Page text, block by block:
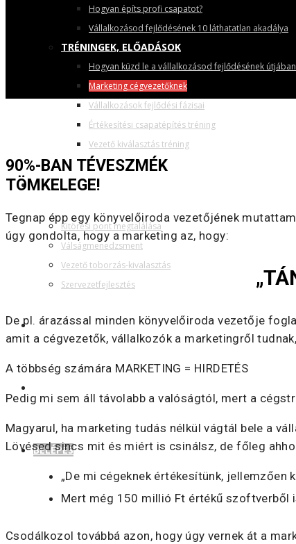
Hogyan építs profi csapatot?
Vállalkozásod fejlődésének 10 láthatatlan akadálya
TRÉNINGEK, ELŐADÁSOK
Hogyan küzd le a vállalkozásod fejlődésének
Marketing cégvezetőknek
Vállalkozások fejlődési fázisai
Értékesítési csapatépítés tréning
Vezető kiválasztás tréning
SZOLGÁLTATÁSOK
Kitörési pont megtalálása
Válságmenedzsment
Vezető toborzás-kivalasztás
Szervezetfejlesztés
RÓLAM
BELÉPÉS
90%-BAN TÉVESZMÉK
TÖMKELEGE!
Tegnap épp egy könyvelőiroda vezetőjének
úgy gondolta, hogy a marketing az, hogy:
De pl. árazással minden könyvelőiroda vezetője
amit a cégvezetők, vállalkozók a marketingről
A többség számára MARKETING = HIRDETÉS
Pedig mi sem áll távolabb a valóságtól, mert a
Magyarul, ha marketing tudás nélkül vágtál bele a
Lövésed sincs mit és miért is csinálsz, de főleg
„De mi cégeknek értékesítünk, jellemzően
Mert még 150 millió Ft értékű szoftverből
Csodálkozol továbbá azon, hogy úgy vernek át a